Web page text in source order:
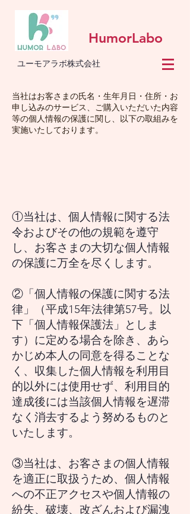
HumorLabo
ユーモアラボ株式会社
当社はお客さまの氏名・生年月日・住所・お
申し込みのサービス、ご購入いただいた内容
等の個人情報の保護に関し、以下の取組みを
実施いたしております。
①当社は、個人情報に関する法
令およびその他の規範を遵守
し、お客さまの大切な個人情報
の保護に万全を尽くします。
②「個人情報の保護に関する法
律」（平成15年法律第57号。以
下「個人情報保護法」としま
す）に定める場合を除き、あら
かじめ本人の同意を得ることな
く、収集した個人情報を利用目
的以外には使用せず、利用目的
達成後には当該個人情報を遅滞
なく消去するよう努めるものと
いたします。
③当社は、お客さまの個人情報
を適正に取扱うため、個人情報
への不正アクセスや個人情報の
紛失、破壊、改ざんおよび漏洩